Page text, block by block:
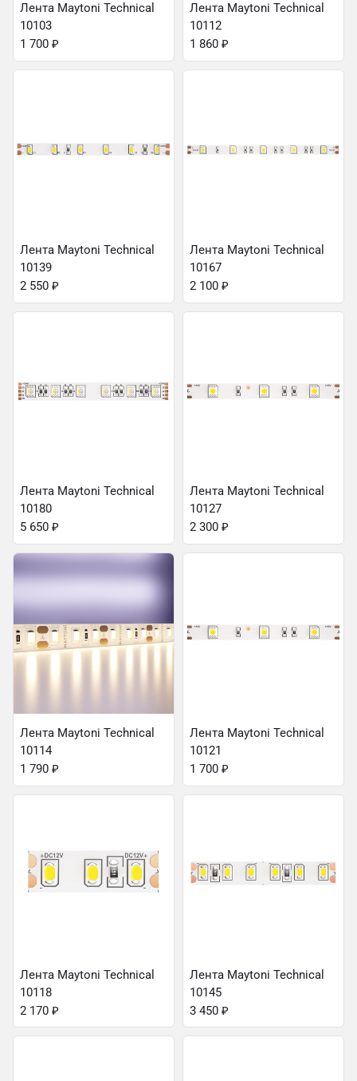
Лента Maytoni Technical
10103
1 700 ₽
Лента Maytoni Technical
10112
1 860 ₽
Лента Maytoni Technical
10139
2 550 ₽
Лента Maytoni Technical
10167
2 100 ₽
Лента Maytoni Technical
10180
5 650 ₽
Лента Maytoni Technical
10127
2 300 ₽
Лента Maytoni Technical
10114
1 790 ₽
Лента Maytoni Technical
10121
1 700 ₽
Лента Maytoni Technical
10118
2 170 ₽
Лента Maytoni Technical
10145
3 450 ₽